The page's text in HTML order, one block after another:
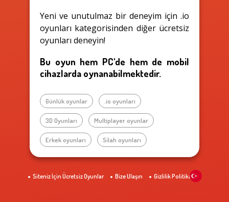
Yeni ve unutulmaz bir deneyim için .io
oyunları kategorisinden diğer ücretsiz
oyunları deneyin!
Bu oyun hem PC'de hem de mobil
cihazlarda oynanabilmektedir.
Günlük oyunlar .io oyunları
3D Oyunları Multiplayer oyunlar
Erkek oyunları Silah oyunları
Siteniz İçin Ücretsiz Oyunlar Bize Ulaşın Gizlilik Politikası